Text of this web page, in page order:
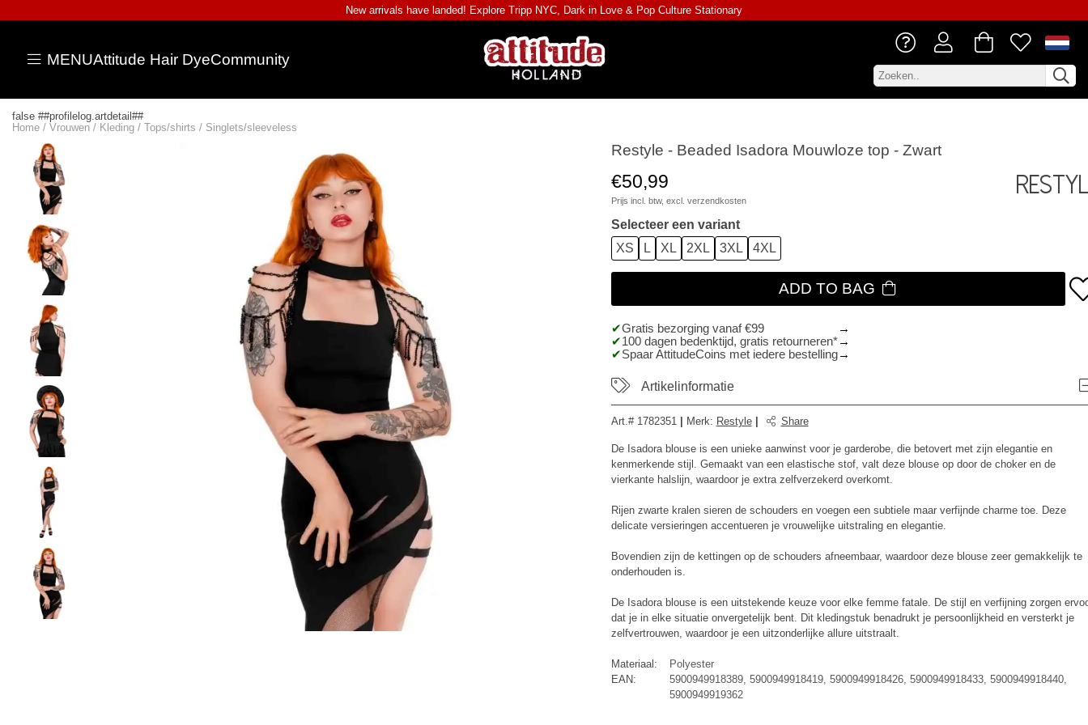
New arrivals have landed! Explore Tripp NYC, Dark in Love & Pop Culture Stationary
MENUAttitude Hair DyeCommunity
false ##profilelog.artdetail##
Home / Vrouwen / Kleding / Tops/shirts / Singlets/sleeveless
Restyle - Beaded Isadora Mouwloze top - Zwart
€50,99
Prijs incl. btw, excl. verzendkosten
Selecteer een variant
XS
L XL 2XL 3XL 4XL
ADD TO BAG
Gratis bezorging vanaf €99
100 dagen bedenktijd, gratis retourneren*
Spaar AttitudeCoins met iedere bestelling
Artikelinformatie
Art.# 1782351 Merk: Restyle Share
De Isadora blouse is een unieke aanwinst voor je garderobe, die betovert met zijn elegantie en
kenmerkende stijl. Gemaakt van een elastische stof, valt deze blouse op door de choker en de
vierkante halslijn, waardoor je extra zelfverzekerd overkomt.
Rijen zwarte kralen sieren de schouders en voegen een subtiele maar verfijnde charme toe. Deze
delicate versieringen accentueren je vrouwelijke uitstraling en elegantie.
Bovendien zijn de kettingen op de schouders afneembaar, waardoor deze blouse zeer gemakkelijk te
onderhouden is.
De Isadora blouse is een uitstekende keuze voor elke femme fatale. De stijl en verfijning zorgen
dat je in elke situatie onvergetelijk bent. Dit kledingstuk benadrukt je persoonlijkheid en versterkt je
zelfvertrouwen, waardoor je een uitzonderlijke allure uitstraalt.
Materiaal:
Polyester
EAN:
5900949918389, 5900949918419, 5900949918426, 5900949918433, 5900949918440,
5900949919362